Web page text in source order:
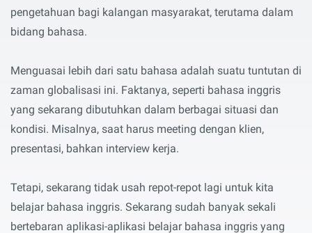
pengetahuan bagi kalangan masyarakat, terutama dalam
bidang bahasa.
Menguasai lebih dari satu bahasa adalah suatu tuntutan di
zaman globalisasi ini. Faktanya, seperti bahasa inggris
yang sekarang dibutuhkan dalam berbagai situasi dan
kondisi. Misalnya, saat harus meeting dengan klien,
presentasi, bahkan interview kerja.
Tetapi, sekarang tidak usah repot-repot lagi untuk kita
belajar bahasa inggris. Sekarang sudah banyak sekali
bertebaran aplikasi-aplikasi belajar bahasa inggris yang